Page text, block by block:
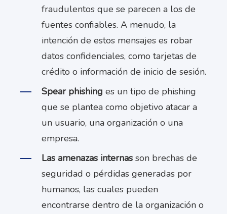
fraudulentos que se parecen a los de
fuentes confiables. A menudo, la
intención de estos mensajes es robar
datos confidenciales, como tarjetas de
crédito o información de inicio de sesión.
Spear phishing es un tipo de phishing
que se plantea como objetivo atacar a
un usuario, una organización o una
empresa.
Las amenazas internas son brechas de
seguridad o pérdidas generadas por
humanos, las cuales pueden
encontrarse dentro de la organización o